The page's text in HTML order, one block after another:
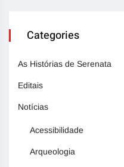
Categories
As Histórias de Serenata
Editais
Notícias
Acessibilidade
Arqueologia